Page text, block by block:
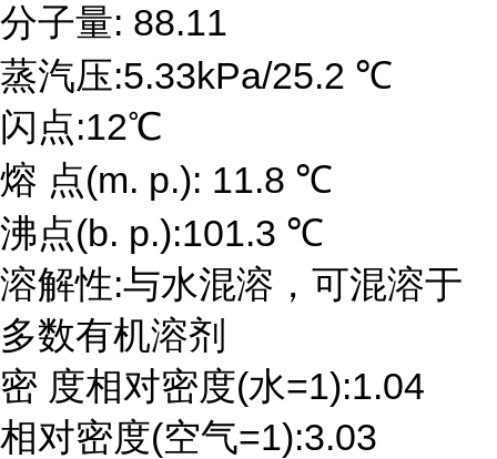
分子量: 88.11
蒸汽压:5.33kPa/25.2 ℃
闪点:12℃
熔 点(m. p.): 11.8 ℃
沸点(b. p.):101.3 ℃
溶解性:与水混溶，可混溶于
多数有机溶剂
密 度相对密度(水=1):1.04
相对密度(空气=1):3.03